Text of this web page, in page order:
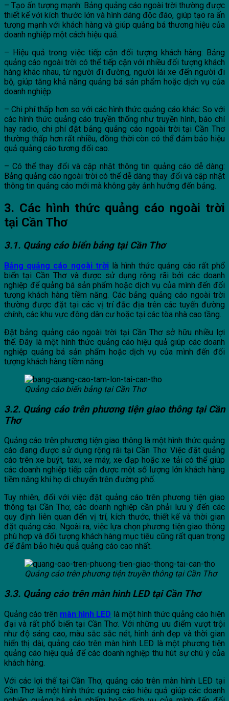
– Tạo ấn tượng mạnh: Bảng quảng cáo ngoài trời thường được
thiết kế với kích thước lớn và hình dáng độc đáo, giúp tạo ra ấn
tượng mạnh với khách hàng và giúp quảng bá thương hiệu của
doanh nghiệp một cách hiệu quả.
– Hiệu quả trong việc tiếp cận đối tượng khách hàng: Bảng
quảng cáo ngoài trời có thể tiếp cận với nhiều đối tượng khách
hàng khác nhau, từ người đi đường, người lái xe đến người đi
bộ, giúp tăng khả năng quảng bá sản phẩm hoặc dịch vụ của
doanh nghiệp.
– Chi phí thấp hơn so với các hình thức quảng cáo khác: So với
các hình thức quảng cáo truyền thống như truyền hình, báo chí
hay radio, chi phí đặt bảng quảng cáo ngoài trời tại Cần Thơ
thường thấp hơn rất nhiều, đồng thời còn có thể đảm bảo hiệu
quả quảng cáo tương đối cao.
– Có thể thay đổi và cập nhật thông tin quảng cáo dễ dàng:
Bảng quảng cáo ngoài trời có thể dễ dàng thay đổi và cập nhật
thông tin quảng cáo mới mà không gây ảnh hưởng đến bảng.
3. Các hình thức quảng cáo ngoài trời
tại Cần Thơ
3.1. Quảng cáo biển bảng tại Cần Thơ
Bảng quảng cáo ngoài trờilà hình thức quảng cáo rất phổ
biến tại Cần Thơ và được sử dụng rộng rãi bởi các doanh
nghiệp để quảng bá sản phẩm hoặc dịch vụ của mình đến đối
tượng khách hàng tiềm năng. Các bảng quảng cáo ngoài trời
thường được đặt tại các vị trí đắc địa trên các tuyến đường
chính, các khu vực đông dân cư hoặc tại các tòa nhà cao tầng.
Đặt bảng quảng cáo ngoài trời tại Cần Thơ sở hữu nhiều lợi
thế. Đây là một hình thức quảng cáo hiệu quả giúp các doanh
nghiệp quảng bá sản phẩm hoặc dịch vụ của mình đến đối
tượng khách hàng tiềm năng.
Quảng cáo biển bảng tại Cần Thơ
3.2. Quảng cáo trên phương tiện giao thông tại Cần
Thơ
Quảng cáo trên phương tiện giao thông là một hình thức quảng
cáo đang được sử dụng rộng rãi tại Cần Thơ. Việc đặt quảng
cáo trên xe buýt, taxi, xe máy, xe đạp hoặc xe tải có thể giúp
các doanh nghiệp tiếp cận được một số lượng lớn khách hàng
tiềm năng khi họ di chuyển trên đường phố.
Tuy nhiên, đối với việc đặt quảng cáo trên phương tiện giao
thông tại Cần Thơ, các doanh nghiệp cần phải lưu ý đến các
quy định liên quan đến vị trí, kích thước, thiết kế và thời gian
đặt quảng cáo. Ngoài ra, việc lựa chọn phương tiện giao thông
phù hợp và đối tượng khách hàng mục tiêu cũng rất quan trọng
để đảm bảo hiệu quả quảng cáo cao nhất.
Quảng cáo trên phương tiện truyền thông tại Cần Thơ
3.3. Quảng cáo trên màn hình LED tại Cần Thơ
Quảng cáo trên màn hình LED là một hình thức quảng cáo hiện
đại và rất phổ biến tại Cần Thơ. Với những ưu điểm vượt trội
như độ sáng cao, màu sắc sắc nét, hình ảnh đẹp và thời gian
hiển thị dài, quảng cáo trên màn hình LED là một phương tiện
quảng cáo hiệu quả để các doanh nghiệp thu hút sự chú ý của
khách hàng.
Với các lợi thế tại Cần Thơ, quảng cáo trên màn hình LED tại
Cần Thơ là một hình thức quảng cáo hiệu quả giúp các doanh